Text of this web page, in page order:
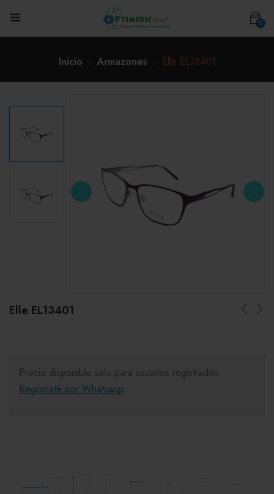
0
Inicio Armazones Elle EL13401
Elle EL13401
Precio disponible solo para usuarios registrados.
Regístrate por Whatsapp